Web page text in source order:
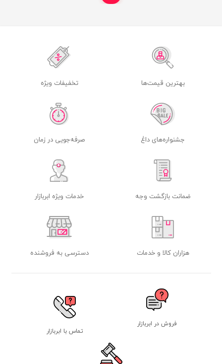
بهترین قیمت‌ها تخفیفات ویژه
جشنواره‌های داغ صرفه‌جویی در زمان
ضمانت بازگشت وجه خدمات ویژه ابربازار
هزاران کالا و خدمات دسترسی به فروشنده
فروش در ابربازار
تماس با ابربازار